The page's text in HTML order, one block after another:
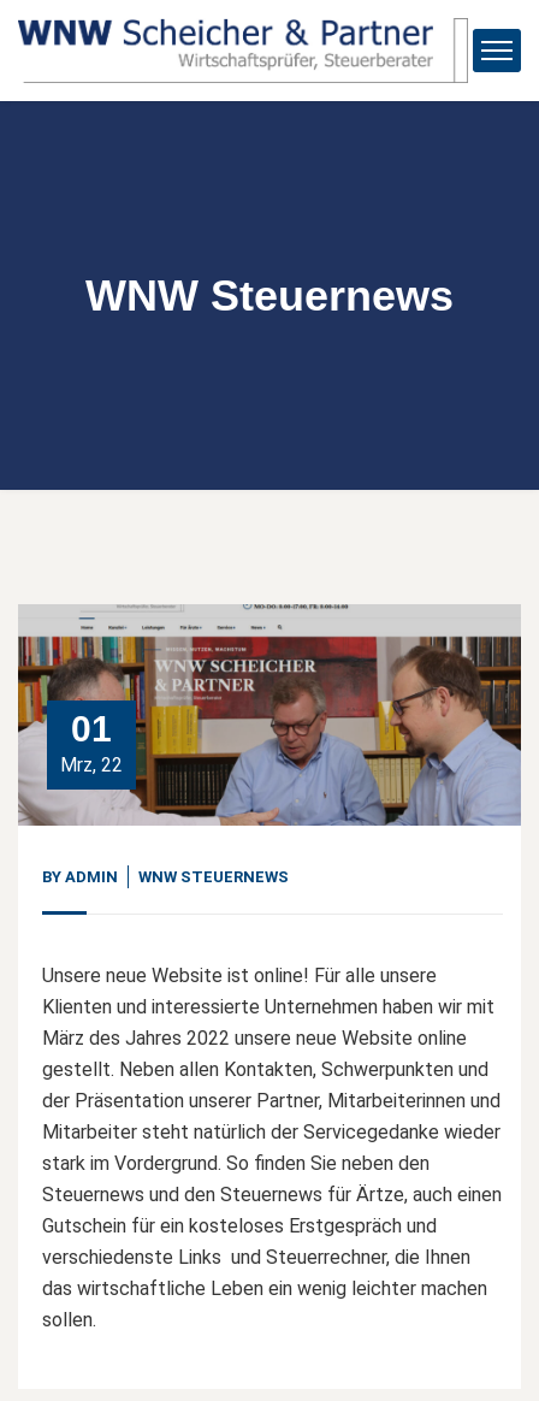
WNW Steuernews
01
Mrz, 22
BY ADMIN WNW STEUERNEWS
Unsere neue Website ist online! Für alle unsere
Klienten und interessierte Unternehmen haben wir mit
März des Jahres 2022 unsere neue Website online
gestellt. Neben allen Kontakten, Schwerpunkten und
der Präsentation unserer Partner, Mitarbeiterinnen und
Mitarbeiter steht natürlich der Servicegedanke wieder
stark im Vordergrund. So finden Sie neben den
Steuernews und den Steuernews für Ärtze, auch einen
Gutschein für ein kosteloses Erstgespräch und
verschiedenste Links und Steuerrechner, die Ihnen
das wirtschaftliche Leben ein wenig leichter machen
sollen.